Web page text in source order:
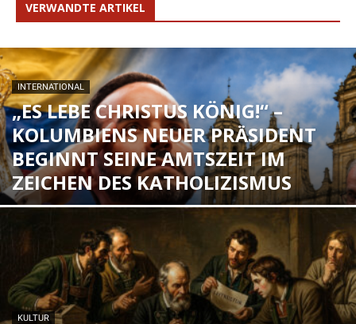
VERWANDTE ARTIKEL
INTERNATIONAL
„ES LEBE CHRISTUS KÖNIG!“ –
KOLUMBIENS NEUER PRÄSIDENT
BEGINNT SEINE AMTSZEIT IM
ZEICHEN DES KATHOLIZISMUS
KULTUR